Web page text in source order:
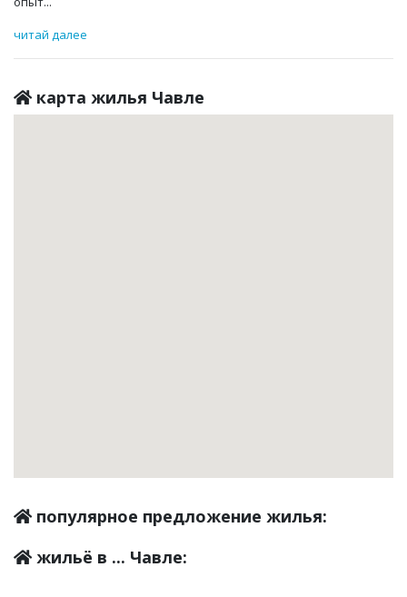
читай далее
карта жилья Чавле
популярное предложение жилья:
жильё в ... Чавле: